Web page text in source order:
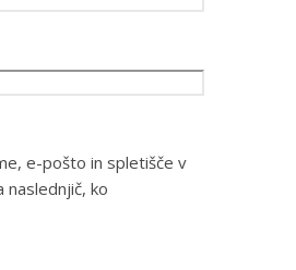
e-pošto in spletišče v
naslednjič, ko